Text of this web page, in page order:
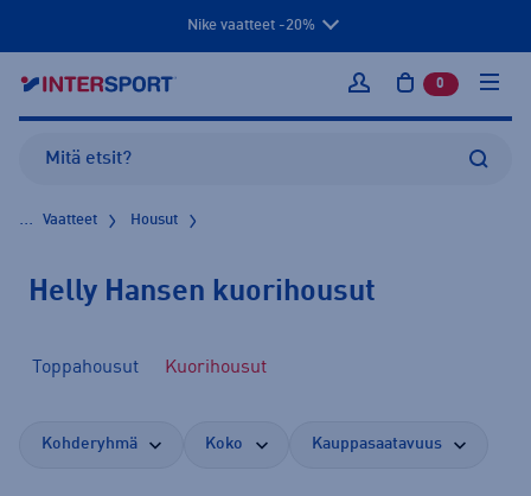
Nike vaatteet -20%
Kirjaudu sisään
0 tuotetta
... Vaatteet Housut
Helly Hansen kuorihousut
Toppahousut Kuorihousut
Kohderyhmä Koko Kauppasaatavuus